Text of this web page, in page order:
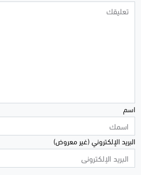
اسم
البريد الإلكتروني (غير معروض)